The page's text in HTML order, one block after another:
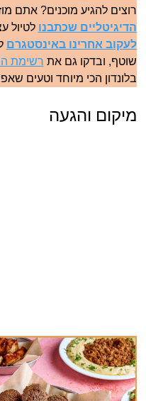
רוצים להגיע מוכנים? אתם
הדיגיטליים שכתבנו לטיול
לעקוב אחרינו באינסטגרם
שוטף, ובדקו גם את רשימת
בלונדון הכי מיוחד וטעים
מיקום והגעה